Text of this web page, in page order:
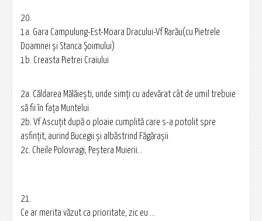
20.
1a. Gara Campulung-Est-Moara Dracului-Vf Rarău(cu Pietrele
Doamnei şi Stanca Şoimului)
1b. Creasta Pietrei Craiului
2a. Căldarea Mălăieşti, unde simţi cu adevărat cât de umil trebuie
să fii în faţa Muntelui
2b. Vf Ascuţit după o ploaie cumplită care s-a potolit spre
asfinţit, aurind Bucegii şi albăstrind Făgărașii
2c. Cheile Polovragi, Peştera Muierii...
21.
Ce ar merita văzut ca prioritate, zic eu ...